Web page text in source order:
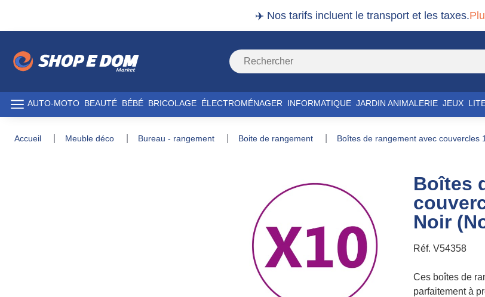
✈️ Nos tarifs incluent le transport et les taxes.
AUTO-MOTO BEAUTÉ BÉBÉ BRICOLAGE ÉLECTROMÉNAGER INFORMATIQUE JARDIN ANIMALERIE JEUX
accueil meuble déco bureau - rangement boite de rangement boîtes de rangement avec
Boîtes
Noir
Réf. V54358
Ces boîtes de
parfaitement à